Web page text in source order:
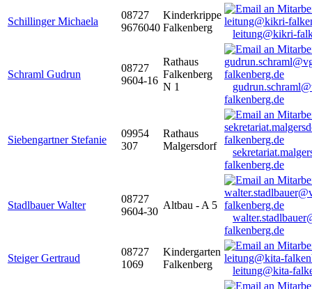
Schillinger Michaela
08727
9676040
Kinderkrippe
Falkenberg
leitung@kikri-
Schraml Gudrun
08727
9604-16
Rathaus
Falkenberg
N 1
falkenberg.de
Siebengartner Stefanie
09954
307
Rathaus
Malgersdorf
falkenberg.de
Stadlbauer Walter
08727
9604-30
Altbau - A 5
falkenberg.de
Steiger Gertraud
08727
1069
Kindergarten
Falkenberg
leitung@kita-